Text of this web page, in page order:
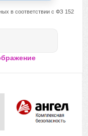
в соответствии с ФЗ 152